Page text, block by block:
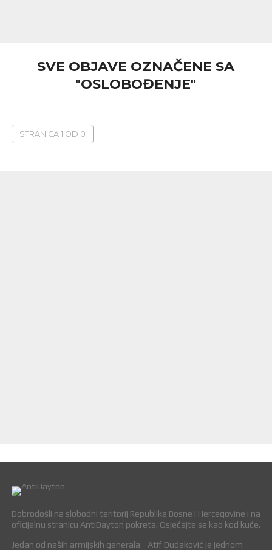
SVE OBJAVE OZNAČENE SA
"OSLOBOĐENJE"
STRANICA 1 OD 0
Dobrodošli na slobodni teritorij Republike Bosne i Hercegovine i na
oficijelnu stranicu AntiDayton pokreta. Osjećajte se kao kod kuće.
Jedan od naših armijskih generala - Atif Dudaković je jednom